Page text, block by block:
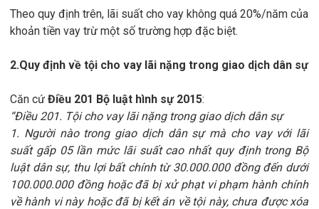
Theo quy định trên, lãi suất cho vay không quá 20%/năm của
khoản tiền vay trừ một số trường hợp đặc biệt.
2.Quy định về tội cho vay lãi nặng trong giao dịch dân sự
Căn cứ Điều 201 Bộ luật hình sự 2015:
“Điều 201. Tội cho vay lãi nặng trong giao dịch dân sự
1. Người nào trong giao dịch dân sự mà cho vay với lãi
suất gấp 05 lần mức lãi suất cao nhất quy định trong Bộ
luật dân sự, thu lợi bất chính từ 30.000.000 đồng đến dưới
100.000.000 đồng hoặc đã bị xử phạt vi phạm hành chính
về hành vi này hoặc đã bị kết án về tội này, chưa được xóa